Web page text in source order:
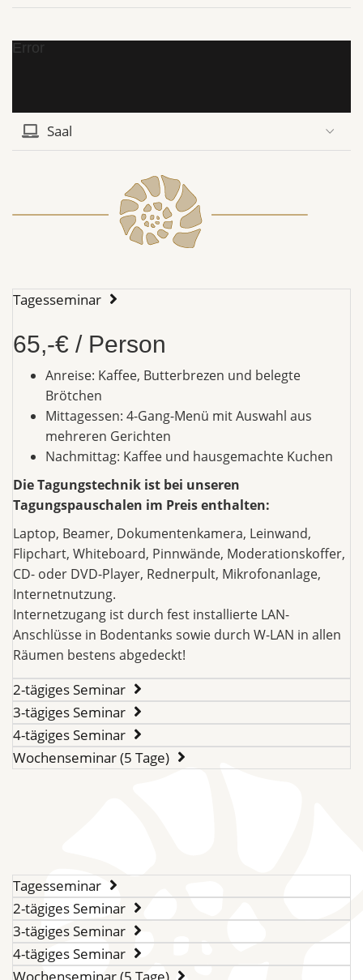
Error
Saal
Tagesseminar
65,-€ / Person
Anreise: Kaffee, Butterbrezen und belegte
Brötchen
Mittagessen: 4-Gang-Menü mit Auswahl aus
mehreren Gerichten
Nachmittag: Kaffee und hausgemachte Kuchen
Die Tagungstechnik ist bei unseren
Tagungspauschalen im Preis enthalten:
Laptop, Beamer, Dokumentenkamera, Leinwand,
Flipchart, Whiteboard, Pinnwände, Moderationskoffer,
CD- oder DVD-Player, Rednerpult, Mikrofonanlage,
Internetnutzung.
Internetzugang ist durch fest installierte LAN-
Anschlüsse in Bodentanks sowie durch W-LAN in allen
Räumen bestens abgedeckt!
2-tägiges Seminar
3-tägiges Seminar
4-tägiges Seminar
Wochenseminar (5 Tage)
Tagesseminar
2-tägiges Seminar
3-tägiges Seminar
4-tägiges Seminar